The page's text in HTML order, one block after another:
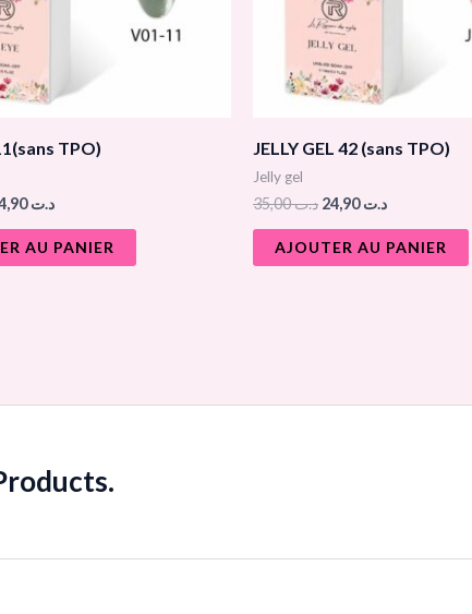
TPO)
د.ت24,90
AU PANIER
JELLY GEL 42 (sans TPO)
Jelly gel
د.ت35,00 د.ت24,90
AJOUTER AU PANIER